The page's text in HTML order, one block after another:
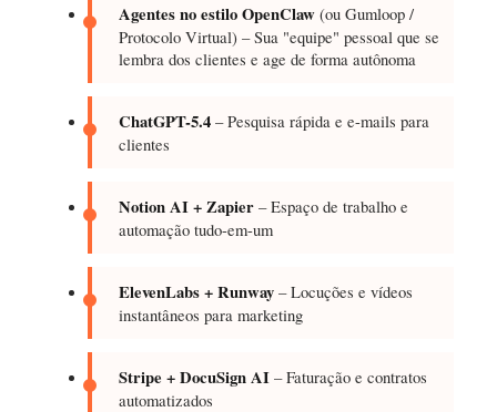
Agentes no estilo OpenClaw(ou Gumloop /
Protocolo Virtual) – Sua "equipe" pessoal que se
lembra dos clientes e age de forma autônoma
ChatGPT-5.4– Pesquisa rápida e e-mails para
clientes
Notion AI + Zapier– Espaço de trabalho e
automação tudo-em-um
ElevenLabs + Runway– Locuções e vídeos
instantâneos para marketing
Stripe + DocuSign AI– Faturação e contratos
automatizados